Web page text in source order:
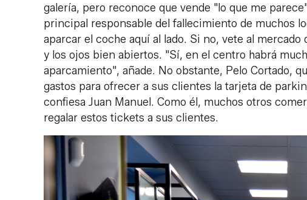
galería, pero reconoce que vende "lo que me
principal responsable del fallecimiento de muchos
aparcar el coche aquí al lado. Si no, vete al
y los ojos bien abiertos. "Sí, en el centro habrá
aparcamiento", añade. No obstante, Pelo Cortado,
gastos para ofrecer a sus clientes la tarjeta de
confiesa Juan Manuel. Como él, muchos otros
regalar estos tickets a sus clientes.